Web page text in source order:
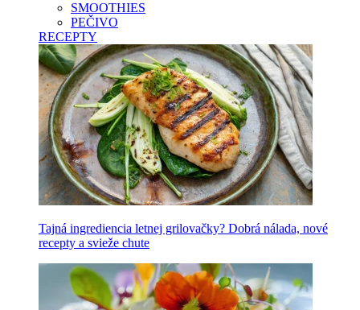
SMOOTHIES
PEČIVO
RECEPTY
Tajná ingrediencia letnej grilovačky? Dobrá nálada, nové
recepty a svieže chute